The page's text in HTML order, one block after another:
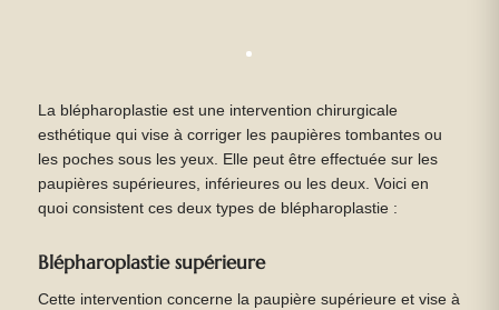
La blépharoplastie est une intervention chirurgicale
esthétique qui vise à corriger les paupières tombantes ou
les poches sous les yeux. Elle peut être effectuée sur les
paupières supérieures, inférieures ou les deux. Voici en
quoi consistent ces deux types de blépharoplastie :
Blépharoplastie supérieure
Cette intervention concerne la paupière supérieure et vise à